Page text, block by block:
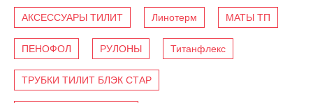
АКСЕССУАРЫ ТИЛИТ Линотерм МАТЫ ТП
ПЕНОФОЛ РУЛОНЫ Титанфлекс
ТРУБКИ ТИЛИТ БЛЭК СТАР